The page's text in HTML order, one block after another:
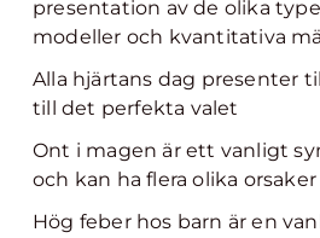
presentation av de olika
modeller och kvantitativa
Alla hjärtans dag presenter
till det perfekta valet
Ont i magen är ett vanligt
och kan ha flera olika orsaker
Hög feber hos barn är en